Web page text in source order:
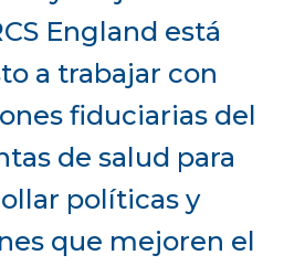
England está
a trabajar con
fiduciarias del
de salud para
políticas y
que mejoren el